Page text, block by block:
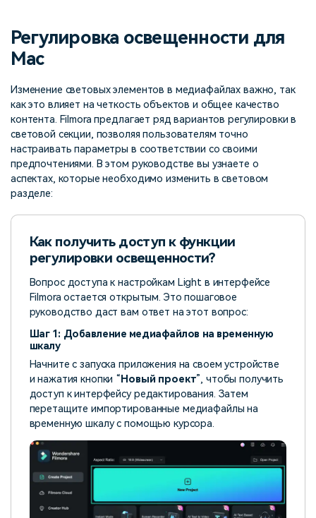
Темы видео
Самые популярные темы
Маркетинговый
Центр авторов
Вдохновляйтесь нашими
создателями контента
Специальные эффекты
"сделай сам"
Создавайте видеоэффекты
самостоятельно, как
Истории клиентов
Клиенты делятся своими
корпоративного сектора
Поддержка
Приступая к работе
Регулировка освещенности для
Mac
Изменение световых элементов в медиафайлах важно, так
как это влияет на четкость объектов и общее качество
контента. Filmora предлагает ряд вариантов регулировки в
световой секции, позволяя пользователям точно
настраивать параметры в соответствии со своими
предпочтениями. В этом руководстве вы узнаете о
аспектах, которые необходимо изменить в световом
разделе:
Как получить доступ к функции
регулировки освещенности?
Вопрос доступа к настройкам Light в интерфейсе
Filmora остается открытым. Это пошаговое
руководство даст вам ответ на этот вопрос:
Шаг 1: Добавление медиафайлов на временную
шкалу
Начните с запуска приложения на своем устройстве
и нажатия кнопки “ Новый проект”, чтобы получить
доступ к интерфейсу редактирования. Затем
перетащите импортированные медиафайлы на
временную шкалу с помощью курсора.